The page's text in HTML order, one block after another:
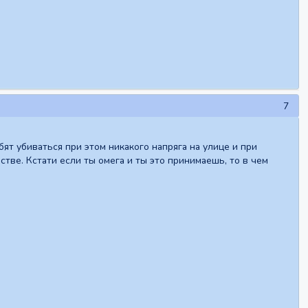
7
убиваться при этом никакого напряга на улице и при
Кстати если ты омега и ты это принимаешь, то в чем